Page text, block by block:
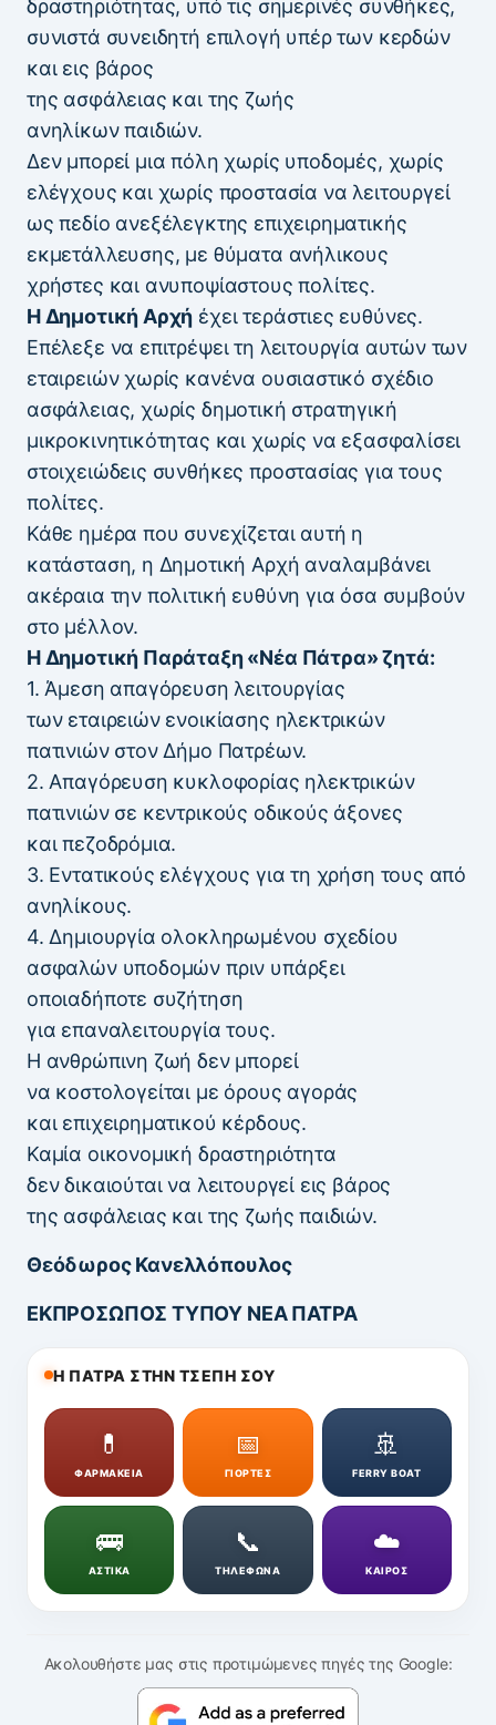
δραστηριότητας, υπό τις σημερινές συνθήκες,
συνιστά συνειδητή επιλογή υπέρ των κερδών
και εις βάρος
της ασφάλειας και της ζωής
ανηλίκων παιδιών.
Δεν μπορεί μια πόλη χωρίς υποδομές, χωρίς
ελέγχους και χωρίς προστασία να λειτουργεί
ως πεδίο ανεξέλεγκτης επιχειρηματικής
εκμετάλλευσης, με θύματα ανήλικους
χρήστες και ανυποψίαστους πολίτες.
Η Δημοτική Αρχή έχει τεράστιες ευθύνες.
Επέλεξε να επιτρέψει τη λειτουργία αυτών των
εταιρειών χωρίς κανένα ουσιαστικό σχέδιο
ασφάλειας, χωρίς δημοτική στρατηγική
μικροκινητικότητας και χωρίς να εξασφαλίσει
στοιχειώδεις συνθήκες προστασίας για τους
πολίτες.
Κάθε ημέρα που συνεχίζεται αυτή η
κατάσταση, η Δημοτική Αρχή αναλαμβάνει
ακέραια την πολιτική ευθύνη για όσα συμβούν
στο μέλλον.
Η Δημοτική Παράταξη «Νέα Πάτρα» ζητά:
1. Άμεση απαγόρευση λειτουργίας
των εταιρειών ενοικίασης ηλεκτρικών
πατινιών στον Δήμο Πατρέων.
2. Απαγόρευση κυκλοφορίας ηλεκτρικών
πατινιών σε κεντρικούς οδικούς άξονες
και πεζοδρόμια.
3. Εντατικούς ελέγχους για τη χρήση τους από
ανηλίκους.
4. Δημιουργία ολοκληρωμένου σχεδίου
ασφαλών υποδομών πριν υπάρξει
οποιαδήποτε συζήτηση
για επαναλειτουργία τους.
Η ανθρώπινη ζωή δεν μπορεί
να κοστολογείται με όρους αγοράς
και επιχειρηματικού κέρδους.
Καμία οικονομική δραστηριότητα
δεν δικαιούται να λειτουργεί εις βάρος
της ασφάλειας και της ζωής παιδιών.
Θεόδωρος Κανελλόπουλος
ΕΚΠΡΟΣΩΠΟΣ ΤΥΠΟΥ ΝΕΑ ΠΑΤΡΑ
Η ΠΑΤΡΑ ΣΤΗΝ ΤΣΕΠΗ ΣΟΥ
💊
ΦΑΡΜΑΚΕΙΑ
📅
ΓΙΟΡΤΕΣ
🚢
FERRY BOAT
🚌
ΑΣΤΙΚΑ
📞
ΤΗΛΕΦΩΝΑ
☁️
ΚΑΙΡΟΣ
Ακολουθήστε μας στις προτιμώμενες πηγές της Google: